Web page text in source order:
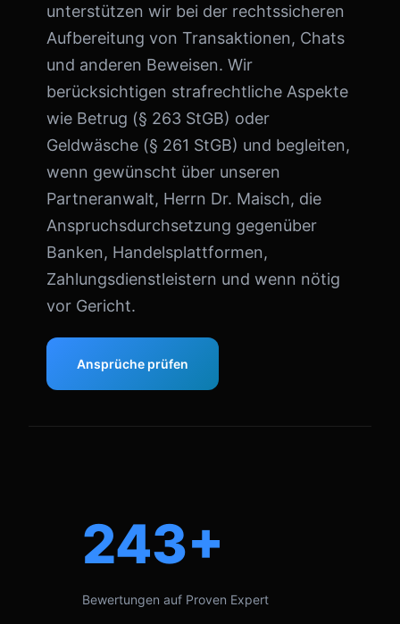
unterstützen wir bei der rechtssicheren
Aufbereitung von Transaktionen, Chats
und anderen Beweisen. Wir
berücksichtigen strafrechtliche Aspekte
wie Betrug (§ 263 StGB) oder
Geldwäsche (§ 261 StGB) und begleiten,
wenn gewünscht über unseren
Partneranwalt, Herrn Dr. Maisch, die
Anspruchsdurchsetzung gegenüber
Banken, Handelsplattformen,
Zahlungsdienstleistern und wenn nötig
vor Gericht.
Ansprüche prüfen
243+
Bewertungen auf Proven Expert